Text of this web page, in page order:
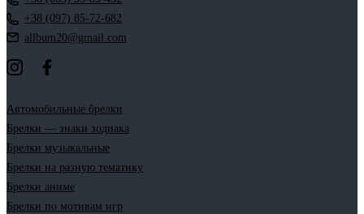
+38 (097) 85-72-682
allbum20@gmail.com
Автомобильные брелки
Брелки — знаки зодиака
Брелки музыкальные
Брелки на разную тематику
Брелки аниме
Брелки по мотивам игр